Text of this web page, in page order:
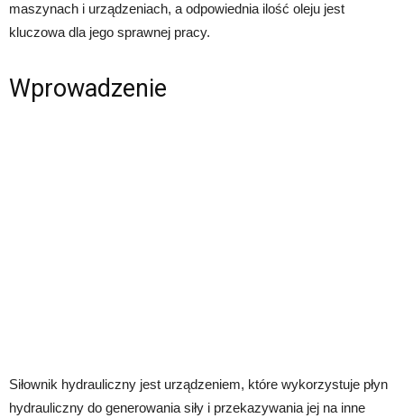
maszynach i urządzeniach, a odpowiednia ilość oleju jest
kluczowa dla jego sprawnej pracy.
Wprowadzenie
Siłownik hydrauliczny jest urządzeniem, które wykorzystuje płyn
hydrauliczny do generowania siły i przekazywania jej na inne